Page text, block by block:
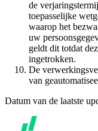
de
toepasselijke
waarop het
uw
geldt dit totdat
ingetrokken.
De
van
Datum van de laatste